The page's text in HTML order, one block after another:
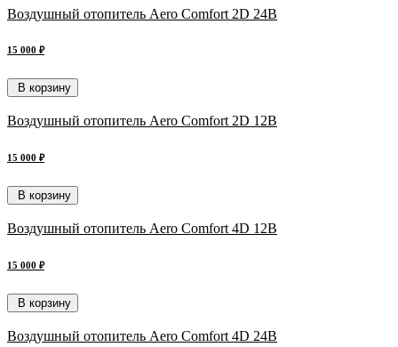
Воздушный отопитель Aero Comfort 2D 24В
15 000 ₽
В корзину
Воздушный отопитель Aero Comfort 2D 12В
15 000 ₽
В корзину
Воздушный отопитель Aero Comfort 4D 12В
15 000 ₽
В корзину
Воздушный отопитель Aero Comfort 4D 24В